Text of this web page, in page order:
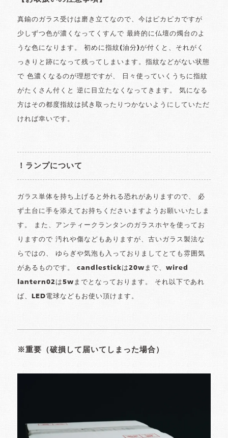
真鍮のガラス受けは磨き立てなので、今はピカピカですが
少しずつ色が濃くなってくすんで 最終的に仏壇の燭台のよ
うな色になります。 初めに指紋(油分)が付くと、それがく
っきりと跡になって残ってしまいます。指紋などがない状態
で 色濃くなるのが理想ですが、 日々使っていくうちに指紋
がたくさん付くと 逆に目立たなくなってきます。 気になる
方はその都度指紋は拭き取ったりつかないようにしていただ
ければ幸いです。
！ランプについて
ガラス単体を持ち上げると外れる恐れがありますので、 必
ず土台に手を添えてお持ちくださいますようお願いいたしま
す。 また、アンティークランタンのガラスホヤを使ってお
りますので 汚れや傷などもありますが、古いガラス製法な
らではの、 ゆらぎや気泡も入っておりましてとても雰囲気
があるものです。 candlestickは20wまで、wired
lantern02は5wまでとなっております。 それ以下であれ
ば、LED電球などもお使い頂けます。
※重要（破損して届いてしまった場合）